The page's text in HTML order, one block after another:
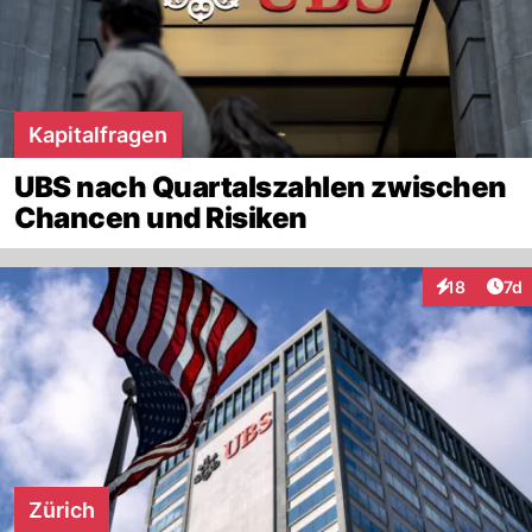
Kapitalfragen
UBS nach Quartalszahlen zwischen
Chancen und Risiken
18 7d
Zürich